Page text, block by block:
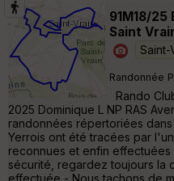
91M18/25
Saint
Saint-
Randonnée
Rando
2025 Dominique L NP RAS
randonnées répertoriées
Yerrois ont été tracées par
reconnues et enfin
sécurité, regardez toujours la
effectuée - Nous tachons de